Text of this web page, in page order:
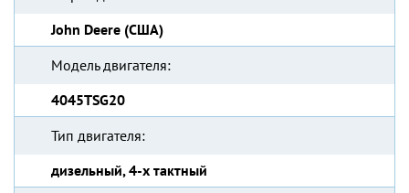
John Deere (США)
Модель двигателя:
4045TSG20
Тип двигателя:
дизельный, 4-х тактный